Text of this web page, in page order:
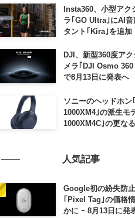
Insta360、小型アク
ラ｢GO Ultra｣にAI音
タント｢Kira｣を追加
などが利用可能に
DJI、新型360度ア
メラ｢DJI Osmo 360
で8月13日に発表へ
ソニーのヘッドホン
1000XM4｣の派生モ
1000XM4C｣の更な
人気記事
Google初の紛失防
｢Pixel Tag｣の価格
かに ｰ 8月13日に発